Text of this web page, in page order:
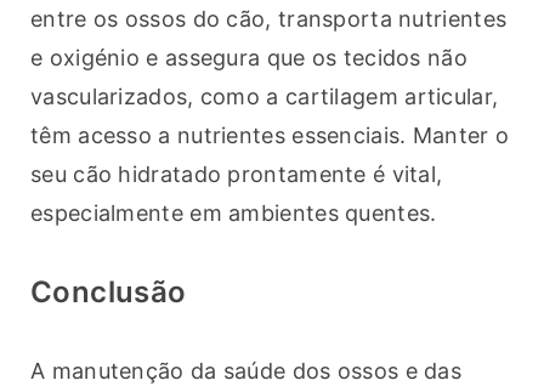
entre os ossos do cão, transporta nutrientes
e oxigénio e assegura que os tecidos não
vascularizados, como a cartilagem articular,
têm acesso a nutrientes essenciais. Manter o
seu cão hidratado prontamente é vital,
especialmente em ambientes quentes.
Conclusão
A manutenção da saúde dos ossos e das